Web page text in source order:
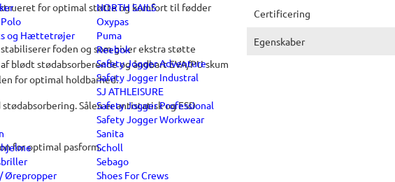
og Hættetrøjer
Ørepropper
NORTH SAILS
Oxypas
Puma
Reebok
Safety Jogger Adventure
Safety Jogger Industral
SJ ATHLEISURE
Safety Jogger Professional
Safety Jogger Workwear
Sanita
Scholl
Sebago
Shoes For Crews
for optimal støtte og komfort til fødder
foden og som giver ekstra støtte
blødt stødabsorberende og åndbart EVA/PU skum
for optimal holdbarhed.
Sålen er antistatisk og ESD
for optimal pasform.
Certificering
Egenskaber